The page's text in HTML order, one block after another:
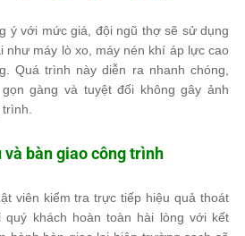
ý với mức giá, đội ngũ thợ sẽ sử dụng
như máy lò xo, máy nén khí áp lực cao
Quá trình này diễn ra nhanh chóng,
gàng và tuyệt đối không gây ảnh
bàn giao công trình
viên kiểm tra trực tiếp hiệu quả thoát
quý khách hoàn toàn hài lòng với kết